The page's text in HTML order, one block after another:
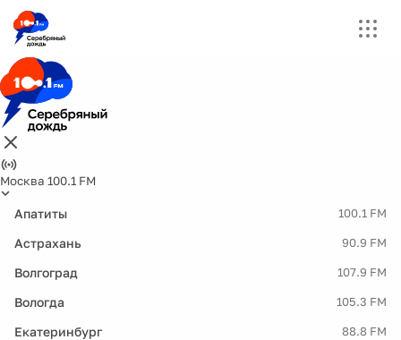
Москва 100.1 FM
Апатиты 100.1 FM
Астрахань 90.9 FM
Волгоград 107.9 FM
Вологда 105.3 FM
Екатеринбург 88.8 FM